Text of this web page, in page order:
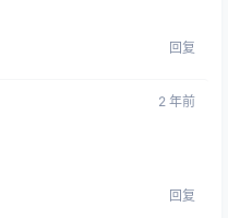
回复
2 年前
回复